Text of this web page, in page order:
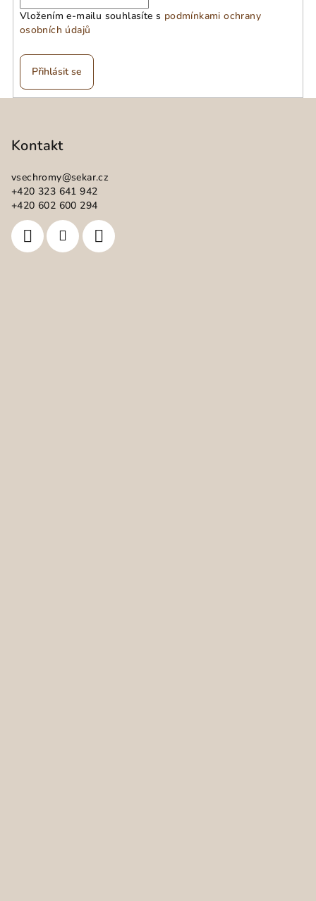
Vložením e-mailu souhlasíte s podmínkami ochrany
osobních údajů
Přihlásit se
Kontakt
vsechromy@sekar.cz
+420 323 641 942
+420 602 600 294